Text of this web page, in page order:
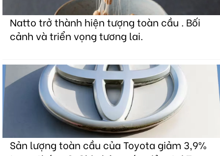
Natto trở thành hiện tượng toàn cầu . Bối
cảnh và triển vọng tương lai.
Sản lượng toàn cầu của Toyota giảm 3,9%